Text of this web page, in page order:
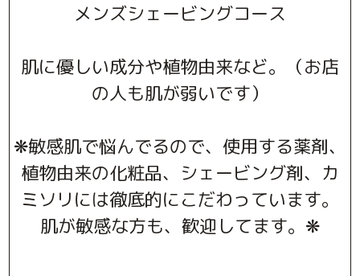
メンズシェービングコース
肌に優しい成分や植物由来など。（お店
の人も肌が弱いです）
❋敏感肌で悩んでるので、使用する薬剤、
植物由来の化粧品、シェービング剤、カ
ミソリには徹底的にこだわっています。
肌が敏感な方も、歓迎してます。❋